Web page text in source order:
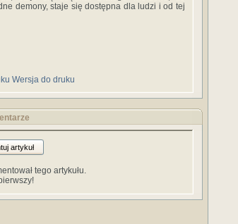
demony, staje się dostępna dla ludzi i od tej
Wersja do druku
artykuł
tego artykułu.